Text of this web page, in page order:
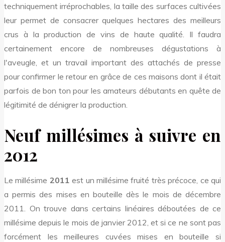
techniquement irréprochables, la taille des surfaces cultivées
leur permet de consacrer quelques hectares des meilleurs
crus à la production de vins de haute qualité. Il faudra
certainement encore de nombreuses dégustations à
l'aveugle, et un travail important des attachés de presse
pour confirmer le retour en grâce de ces maisons dont il était
parfois de bon ton pour les amateurs débutants en quête de
légitimité de dénigrer la production.
Neuf millésimes à suivre en
2012
Le millésime 2011 est un millésime fruité très précoce, ce qui
a permis des mises en bouteille dès le mois de décembre
2011. On trouve dans certains linéaires déboutées de ce
millésime depuis le mois de janvier 2012, et si ce ne sont pas
forcément les meilleures cuvées mises en bouteille si